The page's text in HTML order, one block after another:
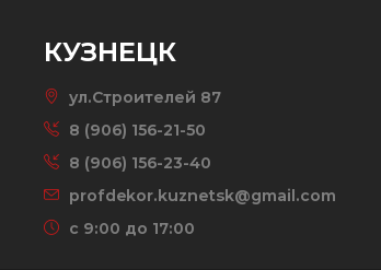
КУЗНЕЦК
ул.Строителей 87
8 (906) 156-21-50
8 (906) 156-23-40
profdekor.kuznetsk@gmail.com
c 9:00 до 17:00